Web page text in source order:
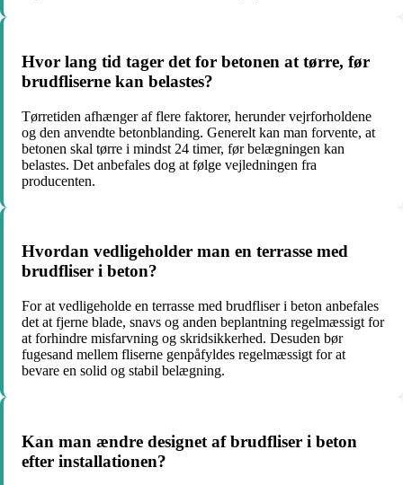
Hvor lang tid tager det for betonen at tørre, før
brudfliserne kan belastes?
Tørretiden afhænger af flere faktorer, herunder vejrforholdene
og den anvendte betonblanding. Generelt kan man forvente, at
betonen skal tørre i mindst 24 timer, før belægningen kan
belastes. Det anbefales dog at følge vejledningen fra
producenten.
Hvordan vedligeholder man en terrasse med
brudfliser i beton?
For at vedligeholde en terrasse med brudfliser i beton anbefales
det at fjerne blade, snavs og anden beplantning regelmæssigt for
at forhindre misfarvning og skridsikkerhed. Desuden bør
fugesand mellem fliserne genpåfyldes regelmæssigt for at
bevare en solid og stabil belægning.
Kan man ændre designet af brudfliser i beton
efter installationen?